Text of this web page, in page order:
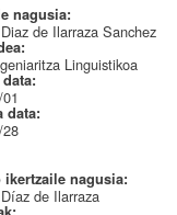
nagusia:
de Ilarraza Sanchez
Linguistikoa
data:
ikertzaile nagusia:
de Ilarraza